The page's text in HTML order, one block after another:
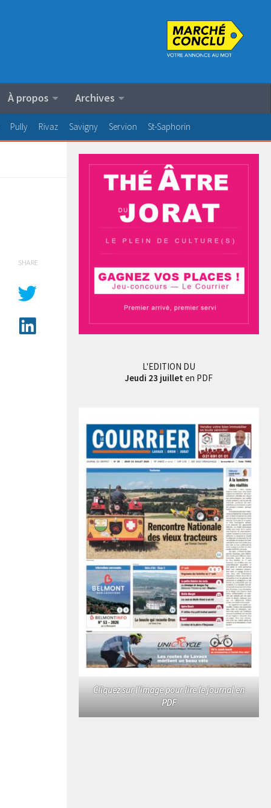
À propos Archives
Pully Rivaz Savigny Servion St-Saphorin
SHARE
L'EDITION DU
Jeudi 23 juillet en PDF
Cliquez sur l'image pour lire le journal en
PDF